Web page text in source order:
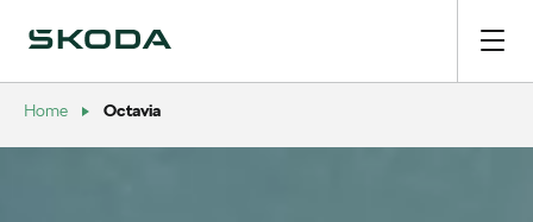
Home Octavia